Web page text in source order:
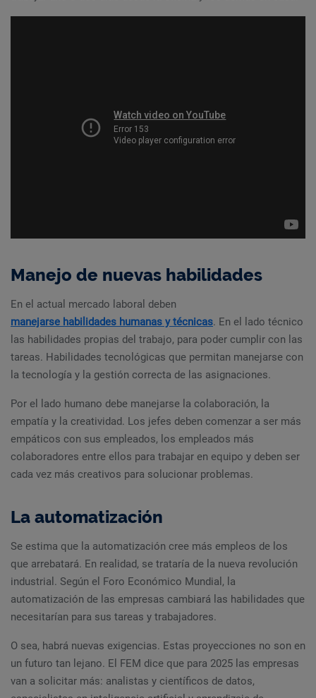
Manejo de nuevas habilidades
En el actual mercado laboral deben
manejarse habilidades humanas y técnicas. En el lado técnico
las habilidades propias del trabajo, para poder cumplir con las
tareas. Habilidades tecnológicas que permitan manejarse con
la tecnología y la gestión correcta de las asignaciones.
Por el lado humano debe manejarse la colaboración, la
empatía y la creatividad. Los jefes deben comenzar a ser más
empáticos con sus empleados, los empleados más
colaboradores entre ellos para trabajar en equipo y deben ser
cada vez más creativos para solucionar problemas.
La automatización
Se estima que la automatización cree más empleos de los
que arrebatará. En realidad, se trataría de la nueva revolución
industrial. Según el Foro Económico Mundial, la
automatización de las empresas cambiará las habilidades que
necesitarían para sus tareas y trabajadores.
O sea, habrá nuevas exigencias. Estas proyecciones no son en
un futuro tan lejano. El FEM dice que para 2025 las empresas
van a solicitar más: analistas y científicos de datos,